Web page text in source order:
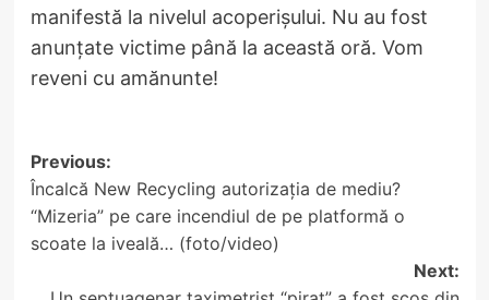
manifestă la nivelul acoperișului. Nu au fost
anunțate victime până la această oră. Vom
reveni cu amănunte!
Post
navigation
Previous:
Încalcă New Recycling autorizația de mediu?
“Mizeria” pe care incendiul de pe platformă o
scoate la iveală… (foto/video)
Next: